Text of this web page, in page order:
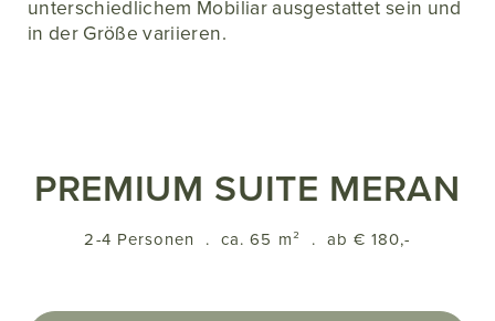
unterschiedlichem Mobiliar ausgestattet sein und
in der Größe variieren.
PREMIUM SUITE MERAN
2-4 Personen .ca. 65 m² . ab € 180,-